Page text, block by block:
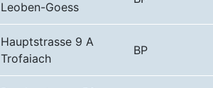
Leoben-Goess
Hauptstrasse 9 A
Trofaiach
BP